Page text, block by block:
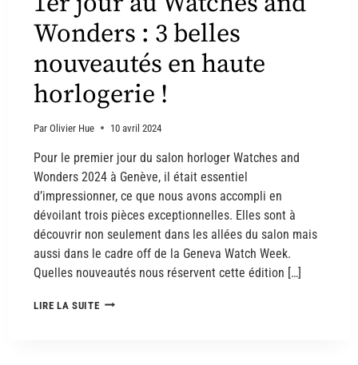
Wonders : 3 belles
nouveautés en haute
horlogerie !
Par Olivier Hue 10 avril 2024
Pour le premier jour du salon horloger Watches and
Wonders 2024 à Genève, il était essentiel
d’impressionner, ce que nous avons accompli en
dévoilant trois pièces exceptionnelles. Elles sont à
découvrir non seulement dans les allées du salon mais
aussi dans le cadre off de la Geneva Watch Week.
Quelles nouveautés nous réservent cette édition […]
LIRE LA SUITE